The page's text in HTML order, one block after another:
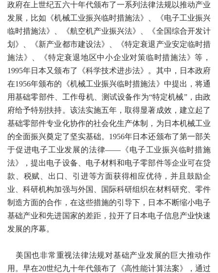
政府在上世纪五六十年代颁布了一系列法律法规以推动产业
发展，比如《机械工业振兴临时措施法》、《电子工业振兴
临时措施法》、《航空机产业振兴法》、《全国综合开发计
划》、《新产业都市建设法》、《特定衰退产业安定临时措
施法》、《特定衰退地区中小企业对策临时措施法》等，
1995年日本又颁布了《科学技术进步法》。其中，日本政府
在1956年颁布的《机械工业振兴临时措施法》中提出，将通
用基础零部件、工作母机、测试设备作为“特定机械”，由政
府给予特别扶持。该法实施五年，取得显著成效，建立起了
基础零部件专业化协作的社会化生产体制，为日本机械工业
的全面振兴奠定了坚实基础。1956年日本还颁布了第一部关
于促进电子工业发展的法律——《电子工业振兴临时措施
法》，提出电子设备、电子材料和电子零部件等企业可在贷
款、税赋、出口、引进等方面获得相应优待，并且鼓励企
业、科研机构加强与外国、国际科研组织在材料研究、零件
制造方面的合作，在这些措施的引导下，日本不断缩小电子
基础产业和先进国家的差距，拉开了日本电子信息产业快速
发展的序幕。
美国也非常重视法律法规对基础产业发展的巨大推动作
用。早在20世纪九十年代颁布了《高性能计算法案》，通过